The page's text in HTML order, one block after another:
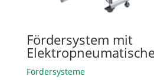
Fördersystem mit
Fördersysteme